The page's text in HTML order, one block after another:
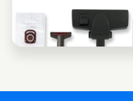
LG-
GOLDSTAR
LG-
LG-
LG-